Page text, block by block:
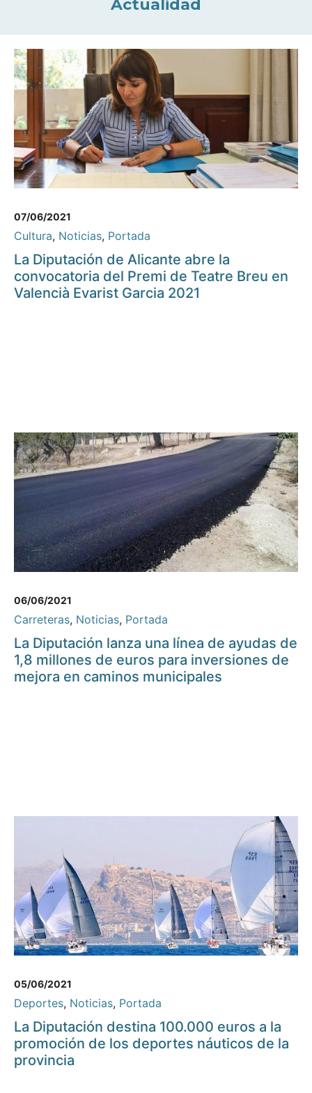
Actualidad
07/06/2021
Cultura, Noticias, Portada
La Diputación de Alicante abre la
convocatoria del Premi de Teatre Breu en
Valencià Evarist Garcia 2021
06/06/2021
Carreteras, Noticias, Portada
La Diputación lanza una línea de ayudas de
1,8 millones de euros para inversiones de
mejora en caminos municipales
05/06/2021
Deportes, Noticias, Portada
La Diputación destina 100.000 euros a la
promoción de los deportes náuticos de la
provincia